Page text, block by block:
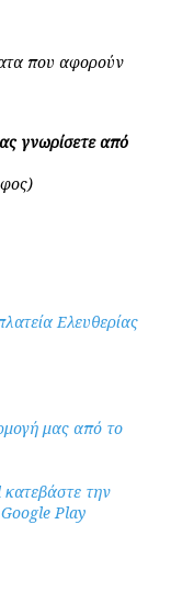
που αφορούν
γνωρίσετε από